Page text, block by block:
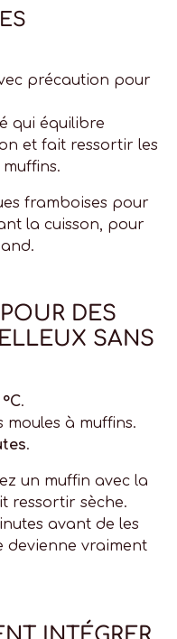
précaution pour
qui équilibre
et fait ressortir les
framboises pour
la cuisson, pour
DES
SANS
°C.
moules à muffins.
.
un muffin avec la
ressortir sèche.
avant de les
devienne vraiment